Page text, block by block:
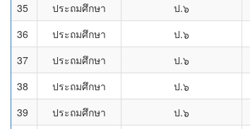
35
ประถมศึกษา ป.๖
36
ประถมศึกษา ป.๖
37
ประถมศึกษา ป.๖
38
ประถมศึกษา ป.๖
39
ประถมศึกษา ป.๖